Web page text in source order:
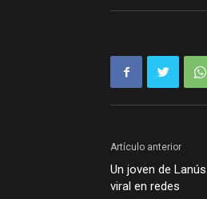
Artículo anterior
Un joven de
viral en redes